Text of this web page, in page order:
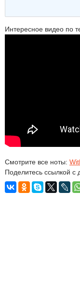
Интересное видео по
Смотрите все ноты:
Поделитесь ссылкой с